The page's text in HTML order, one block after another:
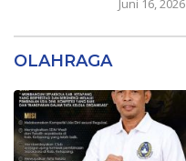
Juni 16, 2026
OLAHRAGA